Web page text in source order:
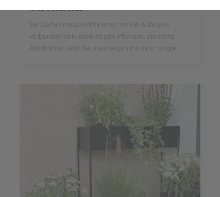
bereichern
Ein Garten muss nicht immer mit viel Aufwand
verbunden sein, denn es gibt Pflanzen, die echte
Alleskönner sind. Sie überzeugen mit einer langen